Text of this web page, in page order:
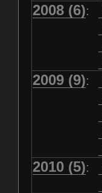
2008 (6):
2009 (9):
2010 (5):